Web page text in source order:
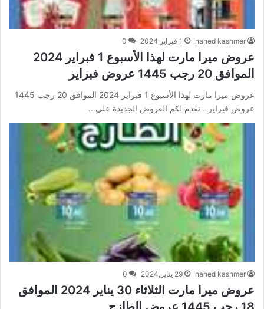
nahed kashmer 1 فبراير,2024 0
عروض ميرا مارت لهذا الأسبوع 1 فبراير 2024
الموافق 20 رجب 1445 عروض فبراير
عروض ميرا مارت لهذا الأسبوع 1 فبراير 2024 الموافق 20 رجب 1445
عروض فبراير ، نقدم لكم العروض الجديدة على…
nahed kashmer 29 يناير,2024 0
عروض ميرا مارت الثلاثاء 30 يناير 2024 الموافق